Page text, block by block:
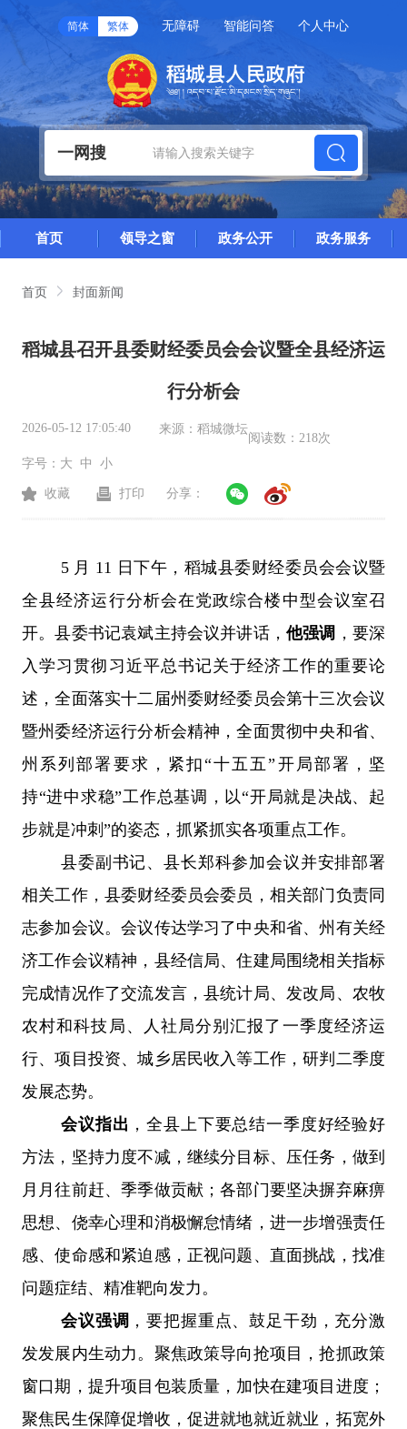
简体 繁体 无障碍 智能问答 个人中心
一网搜
首页 领导之窗 政务公开 政务服务
首页 封面新闻
稻城县召开县委财经委员会会议暨全县经济运
行分析会
2026-05-12 17:05:40 来源： 稻城微坛
阅读数： 218次
字号： 大 中 小
收藏 打印 分享：
5 月 11 日下午，稻城县委财经委员会会议暨
全县经济运行分析会在党政综合楼中型会议室召
开。县委书记袁斌主持会议并讲话，他强调 ，要深
入学习贯彻习近平总书记关于经济工作的重要论
述，全面落实十二届州委财经委员会第十三次会议
暨州委经济运行分析会精神，全面贯彻中央和省、
州系列部署要求，紧扣“十五五”开局部署，坚
持“进中求稳”工作总基调，以“开局就是决战、起
步就是冲刺”的姿态，抓紧抓实各项重点工作。
县委副书记、县长郑科参加会议并安排部署
相关工作，县委财经委员会委员，相关部门负责同
志参加会议。会议传达学习了中央和省、州有关经
济工作会议精神，县经信局、住建局围绕相关指标
完成情况作了交流发言，县统计局、发改局、农牧
农村和科技局、人社局分别汇报了一季度经济运
行、项目投资、城乡居民收入等工作，研判二季度
发展态势。
会议指出 ，全县上下要总结一季度好经验好
方法，坚持力度不减，继续分目标、压任务，做到
月月往前赶、季季做贡献；各部门要坚决摒弃麻痹
思想、侥幸心理和消极懈怠情绪，进一步增强责任
感、使命感和紧迫感，正视问题、直面挑战，找准
问题症结、精准靶向发力。
会议强调 ，要把握重点、鼓足干劲，充分激
发发展内生动力。聚焦政策导向抢项目，抢抓政策
窗口期，提升项目包装质量，加快在建项目进度；
聚焦民生保障促增收，促进就地就近就业，拓宽外